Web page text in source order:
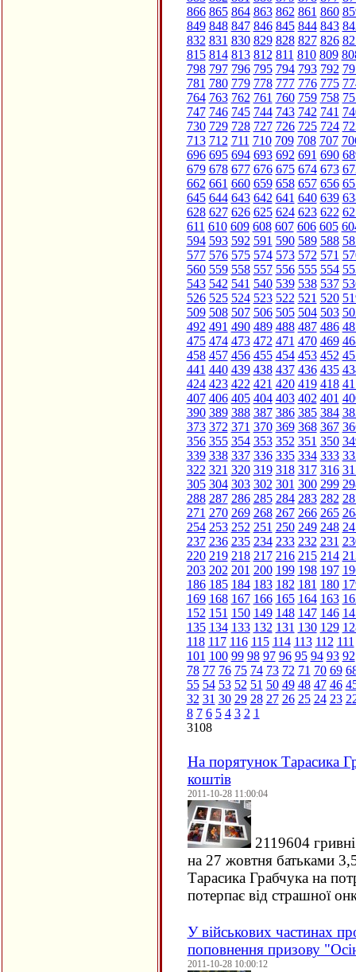
866 865 864 863 862 861 860
849 848 847 846 845 844 843
832 831 830 829 828 827 826
815 814 813 812 811 810 809
798 797 796 795 794 793 792
781 780 779 778 777 776 775
764 763 762 761 760 759 758
747 746 745 744 743 742 741
730 729 728 727 726 725 724
713 712 711 710 709 708 707
696 695 694 693 692 691 690
679 678 677 676 675 674 673
662 661 660 659 658 657 656
645 644 643 642 641 640 639
628 627 626 625 624 623 622
611 610 609 608 607 606 605
594 593 592 591 590 589 588
577 576 575 574 573 572 571
560 559 558 557 556 555 554
543 542 541 540 539 538 537
526 525 524 523 522 521 520
509 508 507 506 505 504 503
492 491 490 489 488 487 486
475 474 473 472 471 470 469
458 457 456 455 454 453 452
441 440 439 438 437 436 435
424 423 422 421 420 419 418
407 406 405 404 403 402 401
390 389 388 387 386 385 384
373 372 371 370 369 368 367
356 355 354 353 352 351 350
339 338 337 336 335 334 333
322 321 320 319 318 317 316
305 304 303 302 301 300 299
288 287 286 285 284 283 282
271 270 269 268 267 266 265
254 253 252 251 250 249 248
237 236 235 234 233 232 231
220 219 218 217 216 215 214
203 202 201 200 199 198 197
186 185 184 183 182 181 180
169 168 167 166 165 164 163
152 151 150 149 148 147 146
135 134 133 132 131 130 129
118 117 116 115 114 113 112 111
101 100 99 98 97 96 95 94 93 92
78 77 76 75 74 73 72 71 70 69
55 54 53 52 51 50 49 48 47 46
32 31 30 29 28 27 26 25 24 23
8 7 6 5 4 3 2 1
3108
На порятунок Тарасика
коштів
2011-10-28 11:00:04
2119604
на 27 жовтня батьками
Тарасика Грабчука на
потерпає від страшної
У військових частинах
поповнення призову
2011-10-28 10:00:12